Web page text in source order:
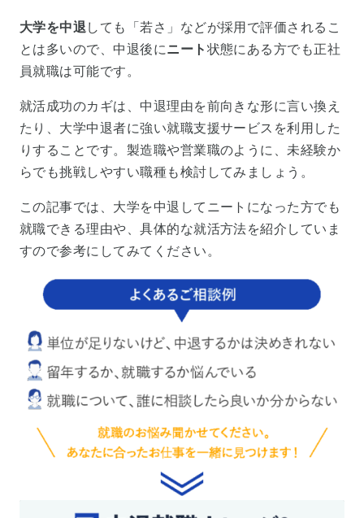
大学を中退 しても「若さ」などが採用で評価されるこ
とは多いので、中退後にニート 状態にある方でも正社
員就職は可能です。
就活成功のカギは、中退理由を前向きな形に言い換え
たり、大学中退者に強い就職支援サービスを利用した
りすることです。製造職や営業職のように、未経験か
らでも挑戦しやすい職種も検討してみましょう。
この記事では、大学を中退してニートになった方でも
就職できる理由や、具体的な就活方法を紹介していま
すので参考にしてみてください。